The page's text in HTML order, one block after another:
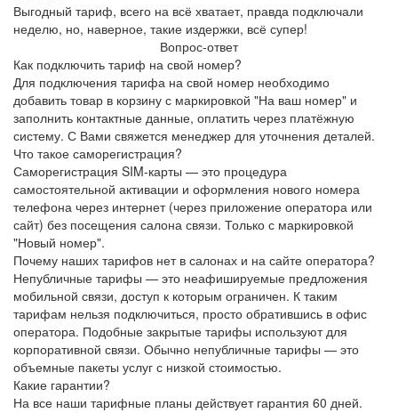
Выгодный тариф, всего на всё хватает, правда подключали
неделю, но, наверное, такие издержки, всё супер!
Вопрос-ответ
Как подключить тариф на свой номер?
Для подключения тарифа на свой номер необходимо
добавить товар в корзину с маркировкой "На ваш номер" и
заполнить контактные данные, оплатить через платёжную
систему. С Вами свяжется менеджер для уточнения деталей.
Что такое саморегистрация?
Саморегистрация SIM-карты — это процедура
самостоятельной активации и оформления нового номера
телефона через интернет (через приложение оператора или
сайт) без посещения салона связи. Только с маркировкой
"Новый номер".
Почему наших тарифов нет в салонах и на сайте оператора?
Непубличные тарифы — это неафишируемые предложения
мобильной связи, доступ к которым ограничен. К таким
тарифам нельзя подключиться, просто обратившись в офис
оператора. Подобные закрытые тарифы используют для
корпоративной связи. Обычно непубличные тарифы — это
объемные пакеты услуг с низкой стоимостью.
Какие гарантии?
На все наши тарифные планы действует гарантия 60 дней.